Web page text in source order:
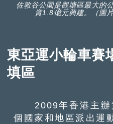
佐敦谷公園是觀塘區最大的
資1.8億元興建。（圖
東亞運小輪車賽
填區
2009年香港主辦
個國家和地區派出運